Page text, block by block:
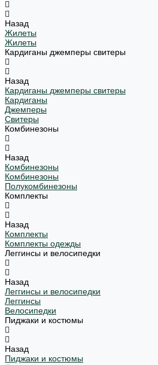
Назад
Жилеты
Жилеты
Кардиганы джемперы свитеры
Назад
Кардиганы джемперы свитеры
Кардиганы
Джемперы
Свитеры
Комбинезоны
Назад
Комбинезоны
Комбинезоны
Полукомбинезоны
Комплекты
Назад
Комплекты
Комплекты одежды
Леггинсы и велосипедки
Назад
Леггинсы и велосипедки
Леггинсы
Велосипедки
Пиджаки и костюмы
Назад
Пиджаки и костюмы